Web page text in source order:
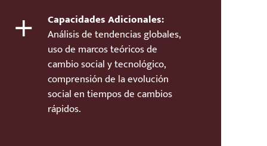
+
Capacidades Adicionales:
Análisis de tendencias globales,
uso de marcos teóricos de
cambio social y tecnológico,
comprensión de la evolución
social en tiempos de cambios
rápidos.